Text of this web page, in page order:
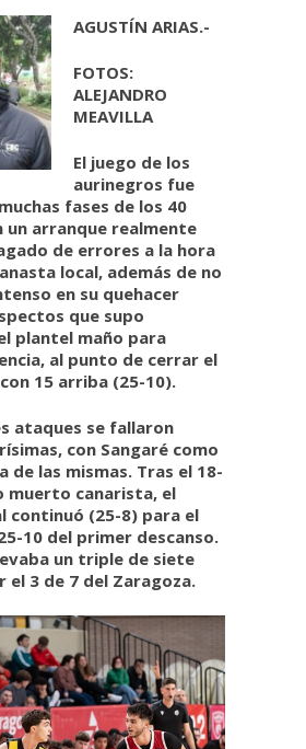
AGUSTÍN ARIAS.-
FOTOS:
ALEJANDRO
MEAVILLA
El juego de los
aurinegros fue
fases de los 40
un arranque realmente
de errores a la hora
local, además de no
en su quehacer
que supo
plantel maño para
al punto de cerrar el
15 arriba (25-10).
ataques se fallaron
con Sangaré como
las mismas. Tras el 18-
muerto canarista, el
continuó (25-8) para el
10 del primer descanso.
un triple de siete
3 de 7 del Zaragoza.